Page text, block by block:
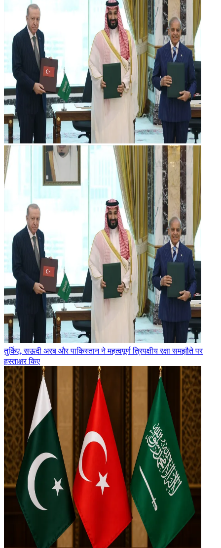
तुर्किए, सऊदी अरब और पाकिस्तान ने महत्वपूर्ण त्रिपक्षीय रक्षा समझौते पर
हस्ताक्षर किए